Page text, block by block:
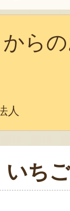
から
人
ち